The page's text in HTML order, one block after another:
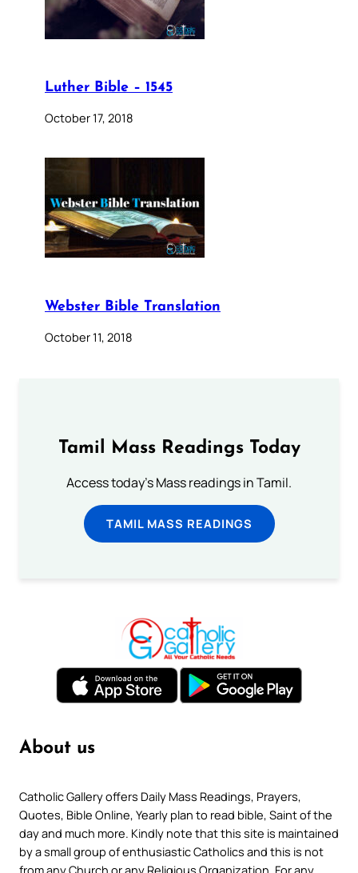
Luther Bible – 1545
October 17, 2018
Webster Bible Translation
October 11, 2018
Tamil Mass Readings Today
Access today's Mass readings in Tamil.
TAMIL MASS READINGS
About us
Catholic Gallery offers Daily Mass Readings, Prayers,
Quotes, Bible Online, Yearly plan to read bible, Saint of the
day and much more. Kindly note that this site is maintained
by a small group of enthusiastic Catholics and this is not
from any Church or any Religious Organization. For any